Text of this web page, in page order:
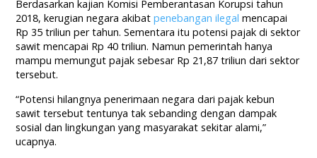
Berdasarkan kajian Komisi Pemberantasan Korupsi tahun
2018, kerugian negara akibatpenebangan ilegal mencapai
Rp 35 triliun per tahun. Sementara itu potensi pajak di sektor
sawit mencapai Rp 40 triliun. Namun pemerintah hanya
mampu memungut pajak sebesar Rp 21,87 triliun dari sektor
tersebut.
“Potensi hilangnya penerimaan negara dari pajak kebun
sawit tersebut tentunya tak sebanding dengan dampak
sosial dan lingkungan yang masyarakat sekitar alami,”
ucapnya.